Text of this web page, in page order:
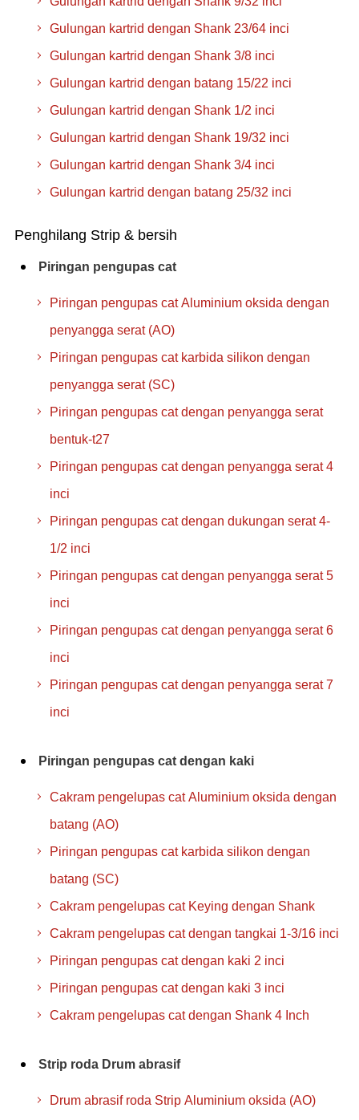
Gulungan kartrid dengan Shank 23/64 inci
Gulungan kartrid dengan Shank 3/8 inci
Gulungan kartrid dengan batang 15/22 inci
Gulungan kartrid dengan Shank 1/2 inci
Gulungan kartrid dengan Shank 19/32 inci
Gulungan kartrid dengan Shank 3/4 inci
Gulungan kartrid dengan batang 25/32 inci
Penghilang Strip & bersih
Piringan pengupas cat
Piringan pengupas cat Aluminium oksida dengan
penyangga serat (AO)
Piringan pengupas cat karbida silikon dengan
penyangga serat (SC)
Piringan pengupas cat dengan penyangga serat
bentuk-t27
Piringan pengupas cat dengan penyangga serat 4
inci
Piringan pengupas cat dengan dukungan serat 4-
1/2 inci
Piringan pengupas cat dengan penyangga serat 5
inci
Piringan pengupas cat dengan penyangga serat 6
inci
Piringan pengupas cat dengan penyangga serat 7
inci
Piringan pengupas cat dengan kaki
Cakram pengelupas cat Aluminium oksida dengan
batang (AO)
Piringan pengupas cat karbida silikon dengan
batang (SC)
Cakram pengelupas cat Keying dengan Shank
Cakram pengelupas cat dengan tangkai 1-3/16 inci
Piringan pengupas cat dengan kaki 2 inci
Piringan pengupas cat dengan kaki 3 inci
Cakram pengelupas cat dengan Shank 4 Inch
Strip roda Drum abrasif
Drum abrasif roda Strip Aluminium oksida (AO)